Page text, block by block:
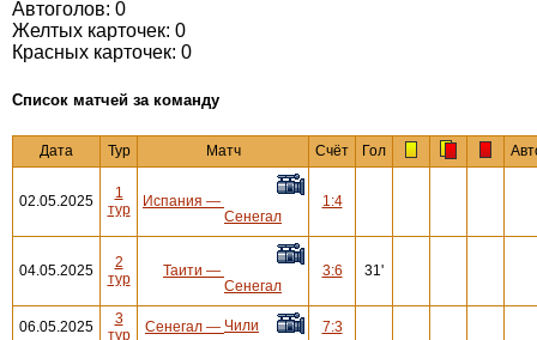
Автоголов: 0
Желтых карточек: 0
Красных карточек: 0
Cписок матчей за команду
Дата Тур Матч Счёт Гол
02.05.2025
1
тур
Испания —
Сенегал
1:4
04.05.2025
2
тур
Таити —
Сенегал
3:6 31'
06.05.2025
3
тур
Сенегал — Чили 7:3